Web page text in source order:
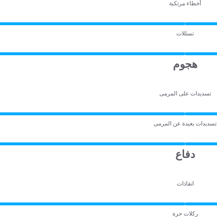
أخطاء مرتكبة
تسللات
هجوم
تسديدات على المرمى
تسديدات بعيدة عن المرمى
دفاع
انقاذات
ركلات حرة